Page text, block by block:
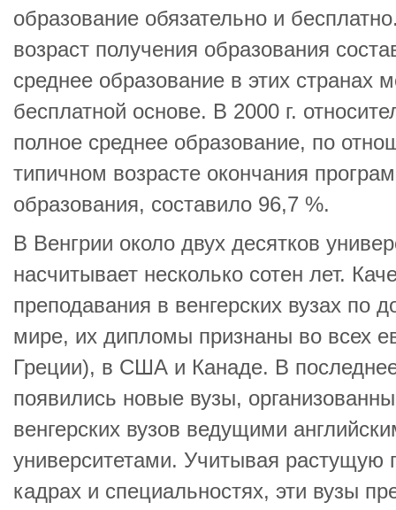
образование обязательно и
возраст получения образования
среднее образование в этих странах
бесплатной основе. В 2000 г.
полное среднее образование, по
типичном возрасте окончания
образования, составило 96,7 %.
В Венгрии около двух десятков
насчитывает несколько сотен лет.
преподавания в венгерских вузах по
мире, их дипломы признаны во всех
Греции), в США и Канаде. В
появились новые вузы,
венгерских вузов ведущими
университетами. Учитывая растущую
кадрах и специальностях, эти вузы